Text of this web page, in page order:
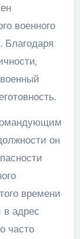
военного
Благодаря
он
времени
в адрес
часто